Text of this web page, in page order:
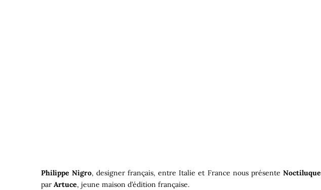
Philippe Nigro, designer français, entre Italie et France nous présenteNoctiluque
par Artuce, jeune maison d’édition française.